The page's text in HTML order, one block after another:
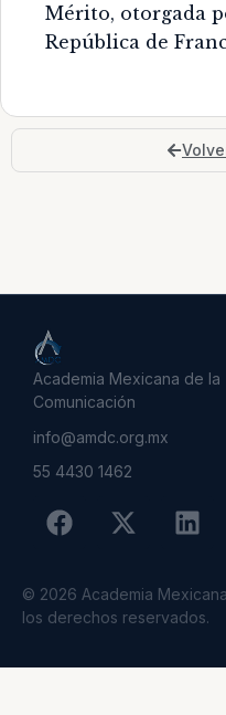
Mérito, otorgada
República de
Academia Mexicana de la
Comunicación
info@amdc.org.mx
55 4430 1462
© 2026 Academia
los derechos reservados.